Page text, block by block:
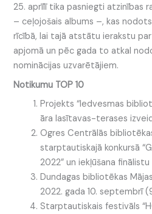
25. aprīlī tika pasniegti atzinības
– ceļojošais albums –, kas
rīcībā, lai tajā atstātu ierakstu
apjomā un pēc gada to atkal
nominācijas uzvarētājiem.
Notikumu TOP 10
Projekts “Iedvesmas
āra lasītavas-terases
Ogres Centrālās
starptautiskajā konkursā
2022” un iekļūšana
Dundagas bibliotēkas
2022. gada 10. septembrī
Starptautiskais festivāls